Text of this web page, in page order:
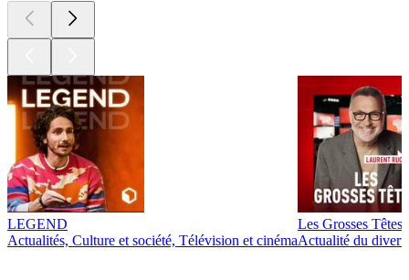
LEGEND
Actualités, Culture et société, Télévision et cinéma
Les Grosses Têtes
Actualité du